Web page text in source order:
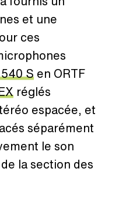
et une
ces
S en ORTF
réglés
espacée, et
séparément
le son
la section des